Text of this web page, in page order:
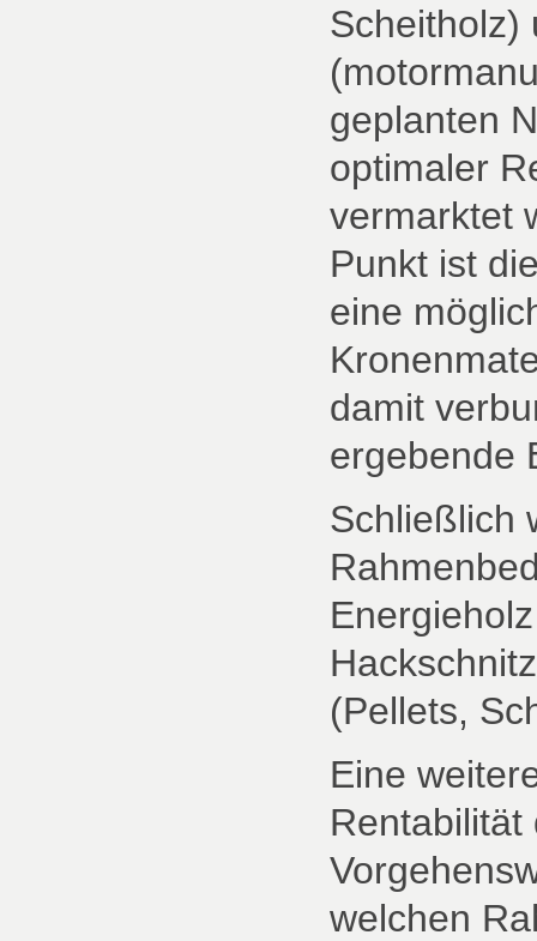
Scheitholz)
geplanten
optimaler
vermarktet
Punkt ist
eine
damit
ergebende
Schließlich
(Pellets,
Eine
Rentabilität
welchen